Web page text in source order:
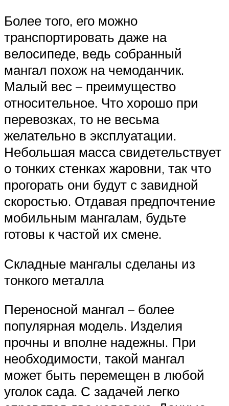
Более того, его можно
транспортировать даже на
велосипеде, ведь собранный
мангал похож на чемоданчик.
Малый вес – преимущество
относительное. Что хорошо при
перевозках, то не весьма
желательно в эксплуатации.
Небольшая масса свидетельствует
о тонких стенках жаровни, так что
прогорать они будут с завидной
скоростью. Отдавая предпочтение
мобильным мангалам, будьте
готовы к частой их смене.
Складные мангалы сделаны из
тонкого металла
Переносной мангал – более
популярная модель. Изделия
прочны и вполне надежны. При
необходимости, такой мангал
может быть перемещен в любой
уголок сада. С задачей легко